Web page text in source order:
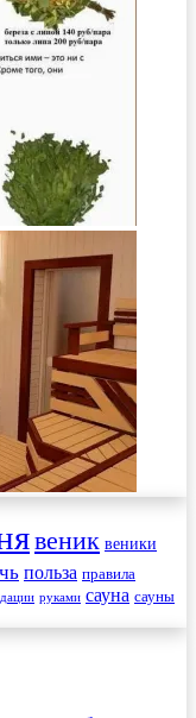
веник веники
польза правила
руками сауна сауны